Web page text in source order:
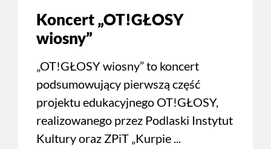
Koncert „OT!GŁOSY
wiosny”
„OT!GŁOSY wiosny” to koncert
podsumowujący pierwszą część
projektu edukacyjnego OT!GŁOSY,
realizowanego przez Podlaski Instytut
Kultury oraz ZPiT „Kurpie ...